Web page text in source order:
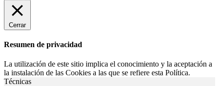
Cerrar
Resumen de privacidad
La utilización de este sitio implica el conocimiento y la aceptación a
la instalación de las Cookies a las que se refiere esta Política.
Técnicas